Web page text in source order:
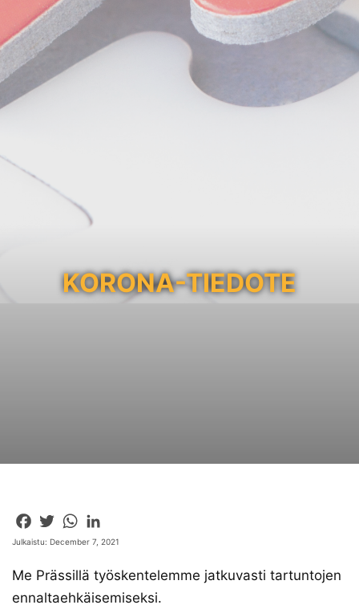
KORONA-TIEDOTE
Facebook
TwitterWhatsApp
Julkaistu: December 7, 2021
Me Prässillä työskentelemme jatkuvasti tartuntojen
ennaltaehkäisemiseksi.